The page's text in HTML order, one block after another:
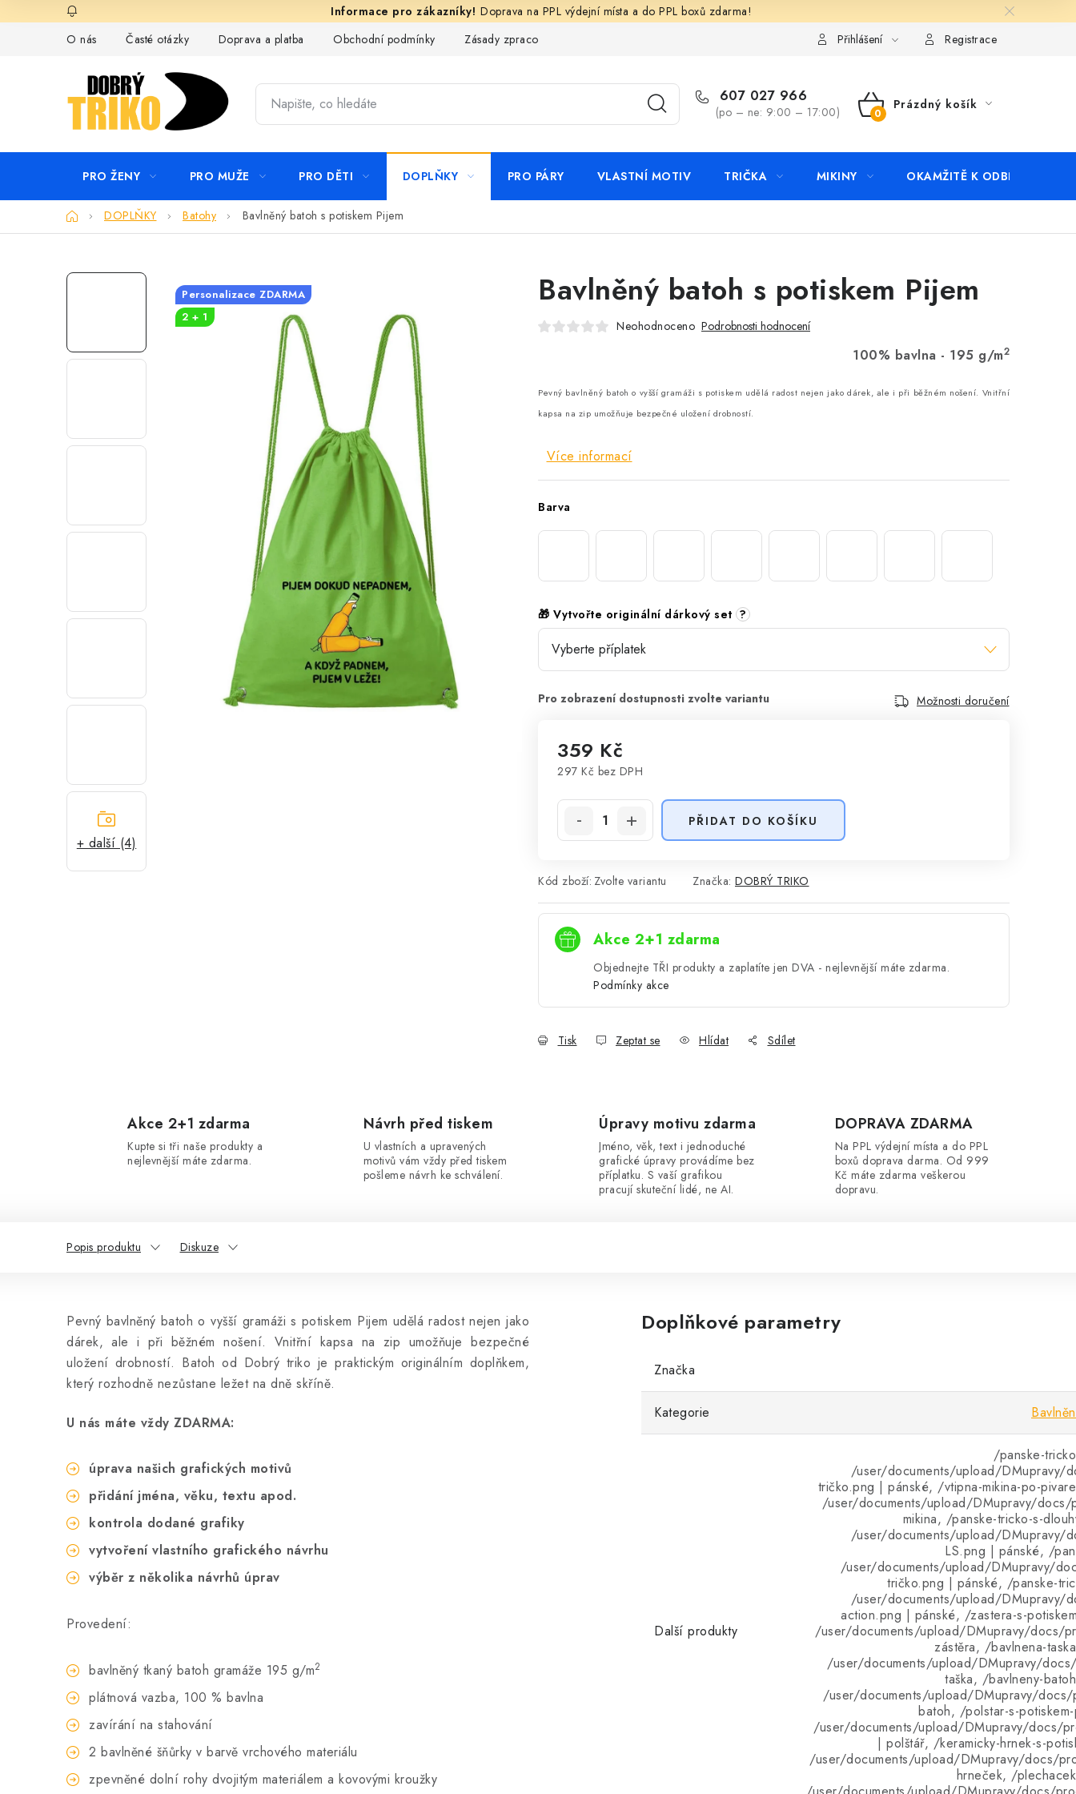
na
Doprava na PPL výdejní místa a do PPL boxů zdarma!
O nás
Časté otázky Doprava a platba Obchodní podmínky Zásady zpracování ochrany osobních údajů KontaktyPřihlášení Registrace
607 027 966
(po – ne: 9:00 – 17:00)
NÁKUPNÍ
Prázdný košík
PRO ŽENY PRO MUŽE PRO DĚTI DOPLŇKY PRO PÁRY VLASTNÍ MOTIV TRIČKA MIKINY OKAMŽITĚ K ODBĚRU
DomůDOPLŇKY Batohy Bavlněný batoh s potiskem Pijem
+ další (4)
Bavlněný batoh s potiskem Pijem
Neohodnoceno Podrobnosti hodnocení
100% bavlna - 195 g/m2
Pevný bavlněný batoh o vyšší gramáži s potiskem udělá radost nejen jako dárek, ale i při běžném nošení. Vnitřní
kapsa na zip umožňuje bezpečné uložení drobností.
Více informací
Barva
🎁 Vytvořte originální dárkový set ?
Možnosti doručení
359 Kč
297 Kč bez DPH
PŘIDAT DO KOŠÍKU
Kód zboží: Zvolte variantu Značka: DOBRÝ TRIKO
Akce 2+1 zdarma
Objednejte TŘI produkty a zaplatíte jen DVA - nejlevnější máte zdarma.
Podmínky akce
Tisk Zeptat se Hlídat Sdílet
Personalizace ZDARMA
2 + 1
Akce 2+1 zdarma
Kupte si tři naše produkty a
nejlevnější máte zdarma.
Návrh před tiskem
U vlastních a upravených
motivů vám vždy před tiskem
pošleme návrh ke schválení.
Úpravy motivu zdarma
Jméno, věk, text i jednoduché
grafické úpravy provádíme bez
příplatku. S vaší grafikou
pracují skuteční lidé, ne AI.
DOPRAVA ZDARMA
Na PPL výdejní místa a do PPL
boxů doprava darma. Od 999
Kč máte zdarma veškerou
dopravu.
Popis produktu Diskuze
Pevný bavlněný batoh o vyšší gramáži s potiskem Pijem udělá radost nejen jako
dárek, ale i při běžném nošení. Vnitřní kapsa na zip umožňuje bezpečné
uložení drobností. Batoh od Dobrý triko je praktickým originálním doplňkem,
který rozhodně nezůstane ležet na dně skříně.
U nás máte vždy ZDARMA:
úprava našich grafických motivů
přidání jména, věku, textu apod.
kontrola dodané grafiky
vytvoření vlastního grafického návrhu
výběr z několika návrhů úprav
Provedení:
bavlněný tkaný batoh gramáže 195 g/m2
plátnová vazba, 100 % bavlna
zavírání na stahování
2 bavlněné šňůrky v barvě vrchového materiálu
zpevněné dolní rohy dvojitým materiálem a kovovými kroužky
Doplňkové parametry
Značka
Kategorie
Další produkty
/panske-
/user/documents/upload/DMupravy/
tričko.png | pánské, /vtipna-mikina-po-
/user/documents/upload/DMupravy/docs/
mikina, /panske-tricko-s-
/user/documents/upload/DMupravy/
LS.png | pánské, /
/user/documents/upload/DMupravy/
tričko.png | pánské, /panske-
/user/documents/upload/DMupravy/
action.png | pánské, /zastera-s-
/user/documents/upload/DMupravy/docs/
zástěra, /bavlnena-
/user/documents/upload/DMupravy/
taška, /bavlneny-
/user/documents/upload/DMupravy/
batoh, /polstar-s-
/user/documents/upload/DMupravy/docs/
| polštář, /keramicky-hrnek-s-
/user/documents/upload/DMupravy/docs/
hrneček, /